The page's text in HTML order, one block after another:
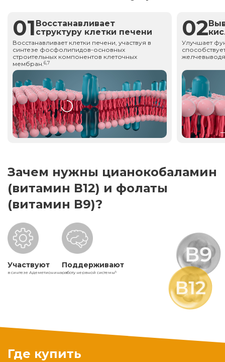
01 Восстанавливает
структуру клетки печени
Восстанавливает клетки печени, участвуя в
синтезе фосфолипидов-основных
строительных компонентов клеточных
мембран.6,7
02
Улучшает
Зачем нужны цианокобаламин
(витамин В12) и фолаты
(витамин В9)?
Участвуют
в синтезе Адеметионина
Поддерживают
работу нервной системы5
Где купить